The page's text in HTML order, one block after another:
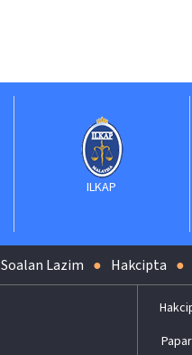
ILKAP
Soalan Lazim Hakcipta